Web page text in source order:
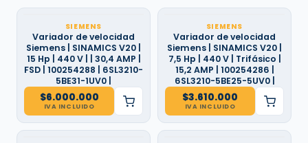
SIEMENS
Variador de velocidad
Siemens | SINAMICS V20 |
15 Hp | 440 V | | 30,4 AMP |
FSD | 100254288 | 6SL3210-
5BE31-1UV0 |
$6.000.000
IVA INCLUIDO
SIEMENS
Variador de velocidad
Siemens | SINAMICS V20 |
7,5 Hp | 440 V | Trifásico |
15,2 AMP | 100254286 |
6SL3210-5BE25-5UV0 |
$3.610.000
IVA INCLUIDO